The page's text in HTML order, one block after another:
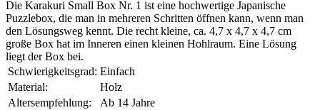
Die Karakuri Small Box Nr. 1 ist eine hochwertige Japanische
Puzzlebox, die man in mehreren Schritten öffnen kann, wenn man
den Lösungsweg kennt. Die recht kleine, ca. 4,7 x 4,7 x 4,7 cm
große Box hat im Inneren einen kleinen Hohlraum. Eine Lösung
liegt der Box bei.
Schwierigkeitsgrad: Einfach
Material:
Holz
Altersempfehlung:
Ab 14 Jahre